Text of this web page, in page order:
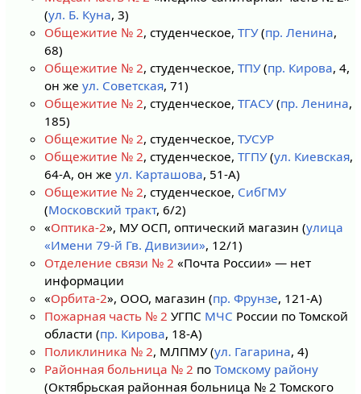
(ул. Б. Куна, 3)
Общежитие № 2, студенческое,ТГУ(пр. Ленина,
68)
Общежитие № 2, студенческое,ТПУ(пр. Кирова, 4,
он жеул. Советская, 71)
Общежитие № 2, студенческое,ТГАСУ(пр. Ленина,
185)
Общежитие № 2, студенческое,ТУСУР
Общежитие № 2, студенческое,ТГПУ(ул. Киевская,
64-А, он жеул. Карташова, 51-А)
Общежитие № 2, студенческое, СибГМУ
(Московский тракт, 6/2)
«Оптика-2», МУ ОСП, оптический магазин (улица
«Имени 79-й Гв. Дивизии», 12/1)
Отделение связи № 2 «Почта России» — нет
информации
«Орбита-2», ООО, магазин (пр. Фрунзе, 121-А)
Пожарная часть № 2 УГПС МЧС России по Томской
области (пр. Кирова, 18-А)
Поликлиника № 2, МЛПМУ (ул. Гагарина, 4)
Районная больница № 2 поТомскому району
(Октябрьская районная больница № 2 Томского